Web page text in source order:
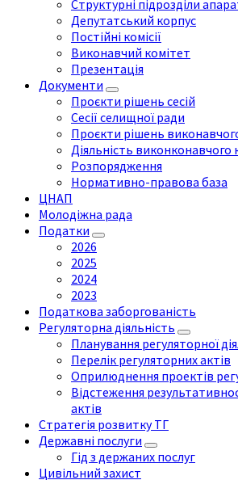
Структурні підрозділи
Депутатський корпус
Постійні комісії
Виконавчий комітет
Презентація
Документи
Проєкти рішень сесій
Сесії селищної ради
Проєкти рішень
Діяльність виконконавчого
Розпорядження
Нормативно-правова база
ЦНАП
Молодіжна рада
Податки
2026
2025
2024
2023
Податкова заборгованість
Регуляторна діяльність
Планування регуляторної
Перелік регуляторних актів
Оприлюднення проектів
Відстеження
актів
Стратегія розвитку ТГ
Державні послуги
Гід з держаних послуг
Цивільний захист